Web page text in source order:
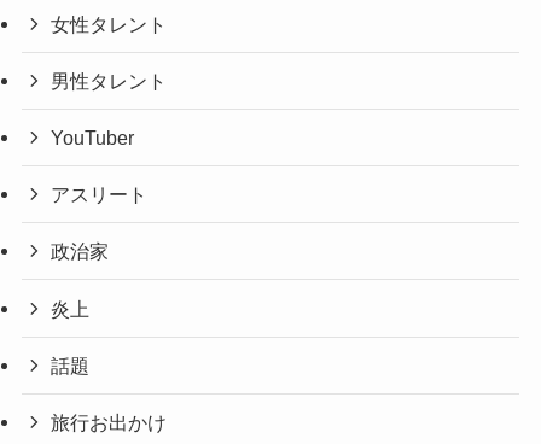
女性タレント
男性タレント
YouTuber
アスリート
政治家
炎上
話題
旅行お出かけ